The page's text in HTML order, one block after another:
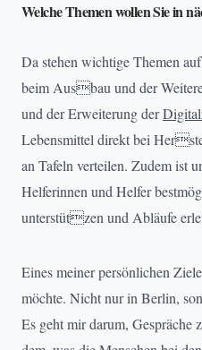
Welche Themen wollen Sie in
Da stehen wichtige Themen
beim Ausbau und der
und der Erweiterung der
Lebensmittel direkt bei
an Tafeln verteilen. Zudem ist
Helferinnen und Helfer
unterstützen und Abläufe
Eines meiner persönlichen
möchte. Nicht nur in Berlin,
Es geht mir darum, Gespräche